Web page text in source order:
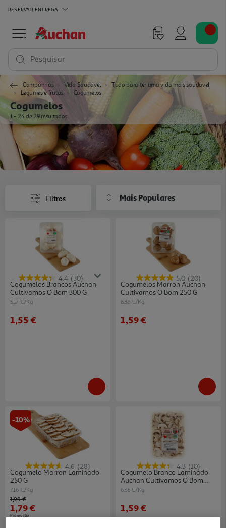
RESERVAR ENTREGA
Pesquisar
Campanhas Vida Saudável
Tudo para ter uma vida mais saudável
Legumes e frutas
Cogumelos
Cogumelos
1 - 24 de 29 resultados
Filtros Mais Populares
4.4 (30)
Cogumelos Brancos Auchan
Cultivamos O Bom 300 G
5.17 €/Kg
1,55 €
5.0 (20)
Cogumelos Marron Auchan
Cultivamos O Bom 250 G
6.36 €/Kg
1,59 €
-10%
4.6 (28)
Cogumelo Marron Laminado
250 G
7.16 €/Kg
Price reduced from
1,99 €to
1,79 €
Promoção
4.3 (10)
Cogumelo Branco Laminado
Auchan Cultivamos O Bom
250 G
6.36 €/Kg
1,59 €